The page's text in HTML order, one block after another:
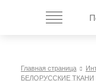
Главная страница
БЕЛОРУССКИЕ ТКАНИ